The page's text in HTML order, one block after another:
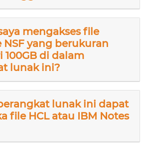
mengakses file
NSF yang berukuran
100GB di dalam
lunak ini?
lunak ini dapat
file HCL atau IBM Notes